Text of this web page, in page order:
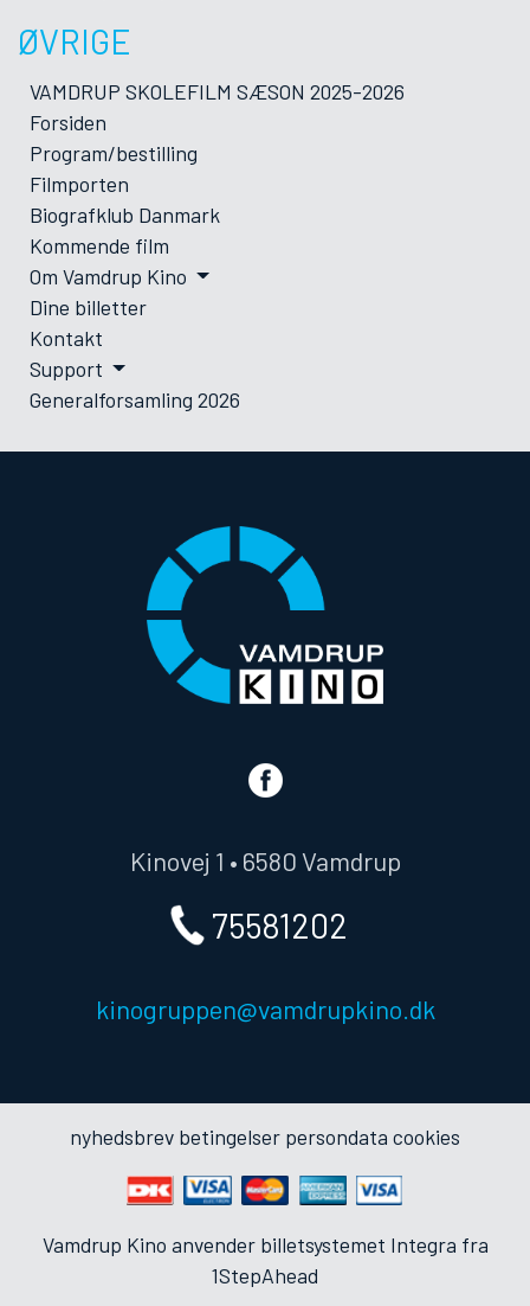
ØVRIGE
VAMDRUP SKOLEFILM SÆSON 2025-2026
Forsiden
Program/bestilling
Filmporten
Biografklub Danmark
Kommende film
Om Vamdrup Kino
Dine billetter
Kontakt
Support
Generalforsamling 2026
Kinovej 1 • 6580 Vamdrup
75581202
kinogruppen@vamdrupkino.dk
nyhedsbrev betingelser persondata cookies
Vamdrup Kino anvender billetsystemet Integra fra
1StepAhead